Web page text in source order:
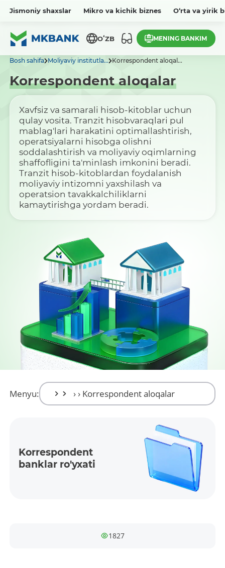
Jismoniy shaxslar Mikro va kichik biznes O‘rta va yirik
OʻZB MENING BANKIM
Bosh sahifa Moliyaviy institutla... Korrespondent aloqal...
Korrespondent aloqalar
Xavfsiz va samarali hisob-kitoblar uchun
qulay vosita. Tranzit hisobvaraqlari pul
mablag'lari harakatini optimallashtirish,
operatsiyalarni hisobga olishni
soddalashtirish va moliyaviy oqimlarning
shaffofligini ta'minlash imkonini beradi.
Tranzit hisob-kitoblardan foydalanish
moliyaviy intizomni yaxshilash va
operatsion tavakkalchiliklarni
kamaytirishga yordam beradi.
Menyu:
Korres­ponden­t
banklar ro'yxati
1827